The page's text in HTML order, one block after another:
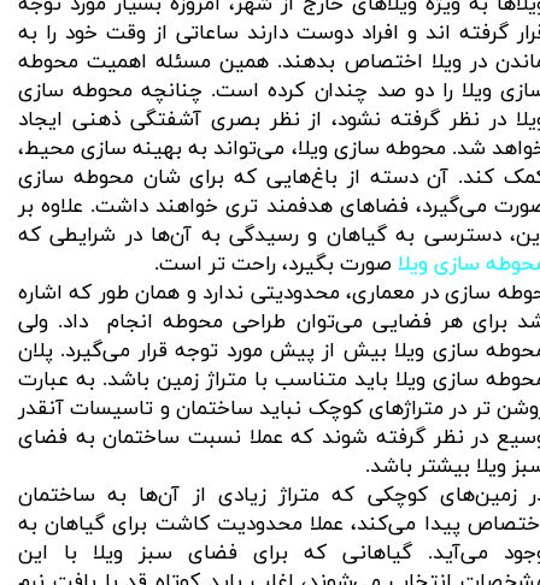
گرفته اند و افراد دوست دارند ساعاتی از وقت خود را به
در ویلا اختصاص بدهند. همین مسئله اهمیت محوطه
ویلا را دو صد چندان کرده است. چنانچه محوطه سازی
در نظر گرفته نشود، از نظر بصری آشفتگی ذهنی ایجاد
شد. محوطه سازی ویلا، می‌­تواند به بهینه سازی محیط،
کند. آن دسته از باغ‌هایی که برای شان محوطه سازی
می‌گیرد، فضاهای هدفمند تری خواهند داشت. علاوه بر
دسترسی به گیاهان و رسیدگی به آن‌ها در شرایطی که
سازی ویلا صورت بگیرد، راحت تر است.
سازی در معماری، محدودیتی ندارد و همان طور که اشاره
برای هر فضایی می‌توان طراحی محوطه انجام داد. ولی
سازی ویلا بیش از پیش مورد توجه قرار می‌گیرد. پلان
سازی ویلا باید متناسب با متراژ زمین باشد. به عبارت
تر در متراژهای کوچک نباید ساختمان و تاسیسات آنقدر
در نظر گرفته شوند که عملا نسبت ساختمان به فضای
ویلا بیشتر باشد.
زمین‌های کوچکی که متراژ زیادی از آن‌ها به ساختمان
پیدا می‌کند، عملا محدودیت کاشت برای گیاهان به
می‌آید. گیاهانی که برای فضای سبز ویلا با این